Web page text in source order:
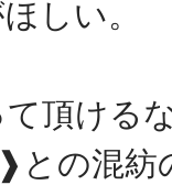
しい。
頂ける
の混紡